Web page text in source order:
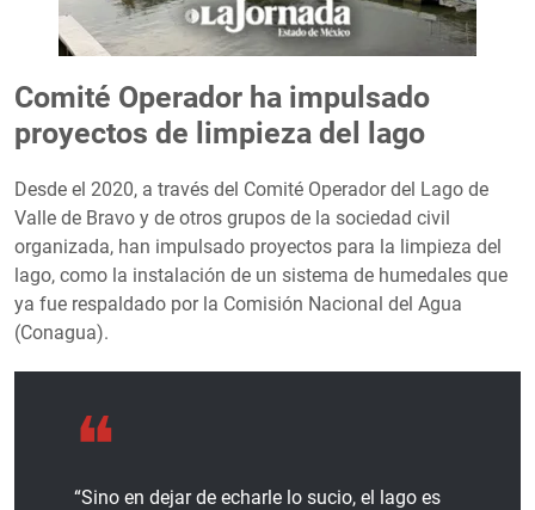
Comité Operador ha impulsado
proyectos de limpieza del lago
Desde el 2020, a través del Comité Operador del Lago de
Valle de Bravo y de otros grupos de la sociedad civil
organizada, han impulsado proyectos para la limpieza del
lago, como la instalación de un sistema de humedales que
ya fue respaldado por la Comisión Nacional del Agua
(Conagua).
“Sino en dejar de echarle lo sucio, el lago es